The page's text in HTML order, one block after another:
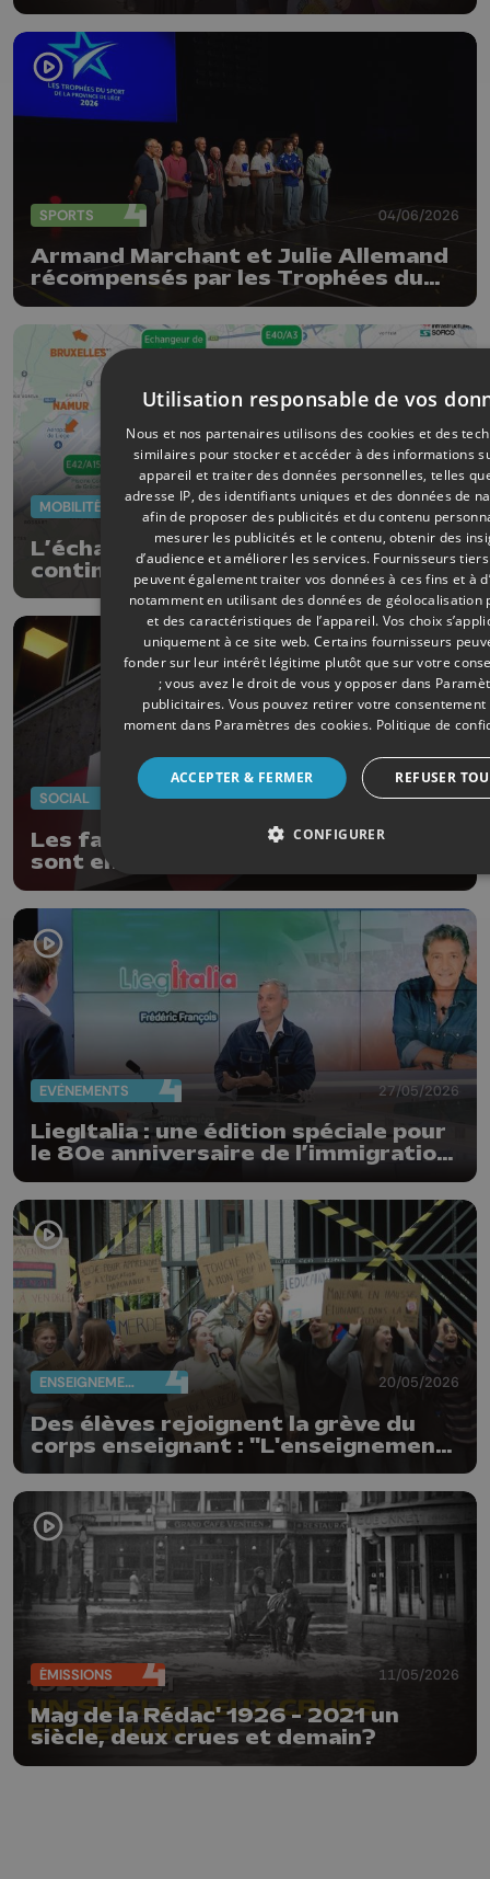
SPORTS 04/06/2026
Armand Marchant et Julie Allemand
récompensés par les Trophées du
sport de la Province de Liège
MOBILITÉ 29/05/2026
L’échangeur N°33 “Burenville”
continue sa mue
SOCIAL 29/05/2026
Les facteurs de Liège et de Seraing
sont en grève
EVÈNEMENTS 27/05/2026
LiegItalia : une édition spéciale pour
le 80e anniversaire de l’immigration
ENSEIGNEMENT 20/05/2026
Des élèves rejoignent la grève du
corps enseignant : "L'enseignement
n'est pas à vendre"
ÉMISSIONS 11/05/2026
Mag de la Rédac' 1926 - 2021 un
siècle, deux crues et demain?
Utilisation responsable de vos
Nous et nos partenaires utilisons des cookies et des
similaires pour stocker et accéder à des informations
appareil et traiter des données personnelles, telles
adresse IP, des identifiants uniques et des données de
afin de proposer des publicités et du contenu
mesurer les publicités et le contenu, obtenir des
d’audience et améliorer les services. Fournisseurs
peuvent également traiter vos données à ces fins et à
notamment en utilisant des données de géolocalisation
et des caractéristiques de l’appareil. Vos choix
uniquement à ce site web. Certains fournisseurs
fonder sur leur intérêt légitime plutôt que sur votre
; vous avez le droit de vous y opposer dans
publicitaires. Vous pouvez retirer votre
moment dans Paramètres des cookies. Politique de
ACCEPTER & FERMER REFUSER
CONFIGURER